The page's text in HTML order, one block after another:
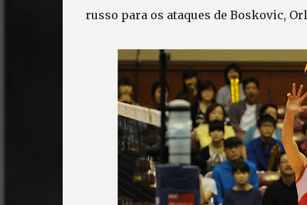
russo para os ataques de Boskovic,